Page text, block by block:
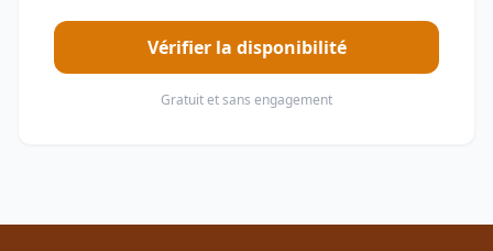
Vérifier la disponibilité
Gratuit et sans engagement